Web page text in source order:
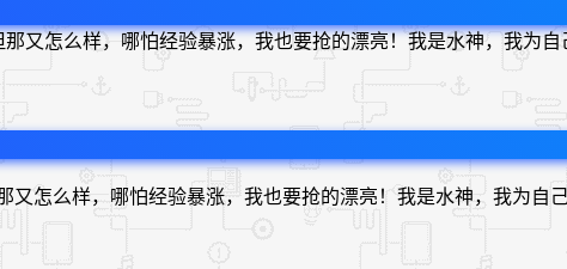
又怎么样，哪怕经验暴涨，我也要抢的漂亮！我是水神，我为
怎么样，哪怕经验暴涨，我也要抢的漂亮！我是水神，我为自